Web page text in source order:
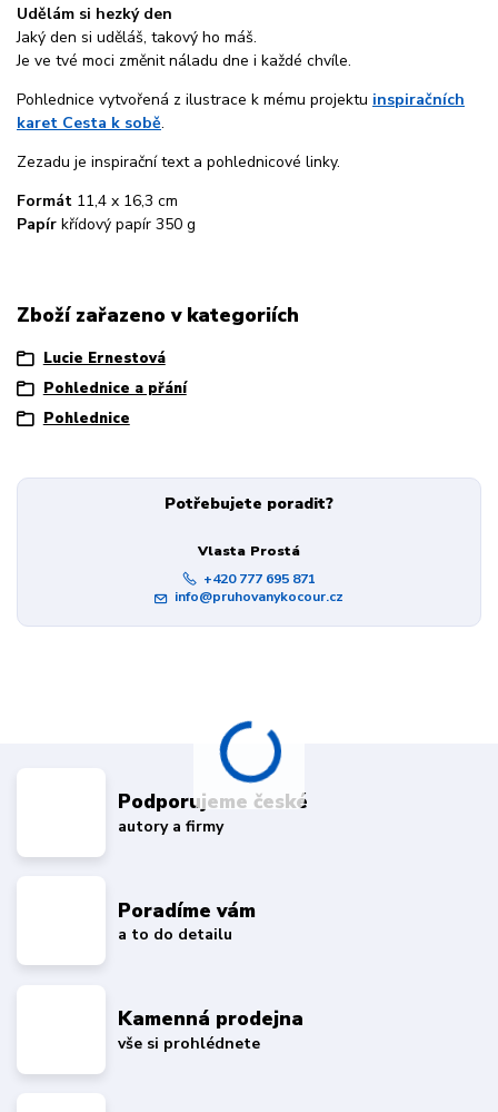
Udělám si hezký den
Jaký den si uděláš, takový ho máš.
Je ve tvé moci změnit náladu dne i každé chvíle.
Pohlednice vytvořená z ilustrace k mému projektu inspiračních
karet Cesta k sobě.
Zezadu je inspirační text a pohlednicové linky.
Formát 11,4 x 16,3 cm
Papír křídový papír 350 g
Zboží zařazeno v kategoriích
Lucie Ernestová
Pohlednice a přání
Pohlednice
Potřebujete poradit?
Vlasta Prostá
+420 777 695 871
info@pruhovanykocour.cz
Podporujeme české
autory a firmy
Poradíme vám
a to do detailu
Kamenná prodejna
vše si prohlédnete